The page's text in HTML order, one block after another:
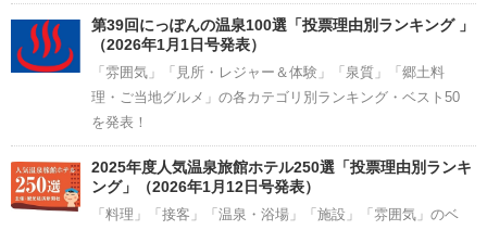
第39回にっぽんの温泉100選「投票理由別ランキング 」
（2026年1月1日号発表）
「雰囲気」「見所・レジャー＆体験」「泉質」「郷土料
理・ご当地グルメ」の各カテゴリ別ランキング・ベスト50
を発表！
2025年度人気温泉旅館ホテル250選「投票理由別ランキ
ング」（2026年1月12日号発表）
「料理」「接客」「温泉・浴場」「施設」「雰囲気」のベ